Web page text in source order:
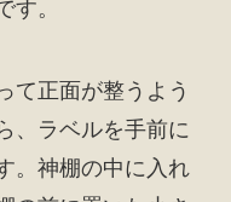
す。
て正面が整うよう
、ラベルを手前に
。神棚の中に入れ